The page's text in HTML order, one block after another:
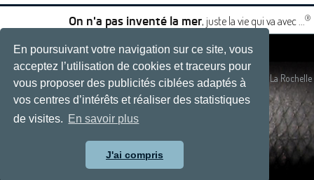
En poursuivant votre navigation sur ce site, vous
acceptez l’utilisation de cookies et traceurs pour
vous proposer des publicités ciblées adaptés à
vos centres d’intérêts et réaliser des statistiques
de visites. En savoir plus
J'ai compris
On n'a pas inventé la mer, juste la vie qui va avec ... ®
|
|
Plan du site- Site réalisé par Développement web, La Rochelle